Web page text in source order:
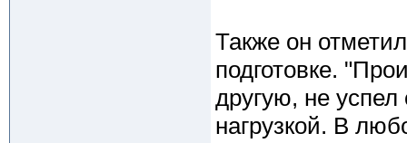
Также он
подготовке.
другую, не
нагрузкой. В